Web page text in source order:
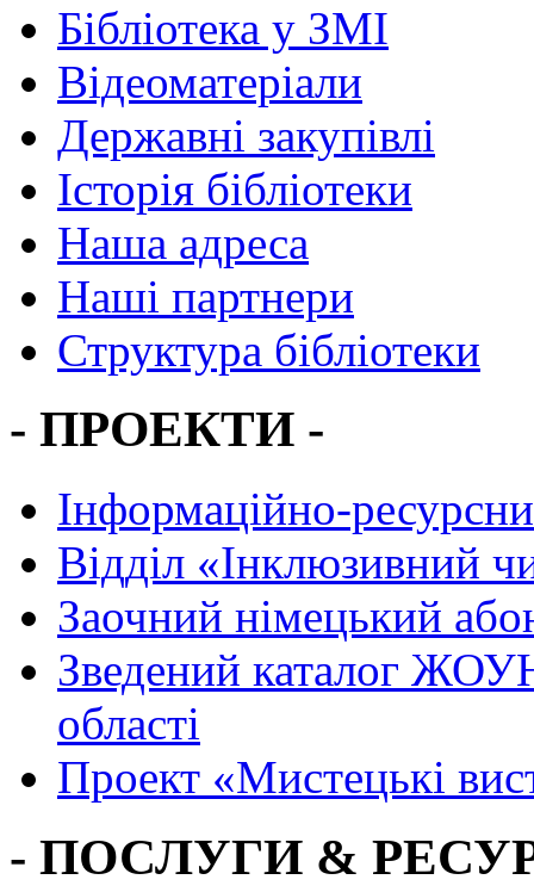
Бібліотека у ЗМІ
Відеоматеріали
Державні закупівлі
Історія бібліотеки
Наша адреса
Наші партнери
Структура бібліотеки
- ПРОЕКТИ -
Інформаційно-
Вiддiл «Інклюзивний
Заочний німецький
Зведений каталог
області
Проект «Мистецькі
- ПОСЛУГИ &